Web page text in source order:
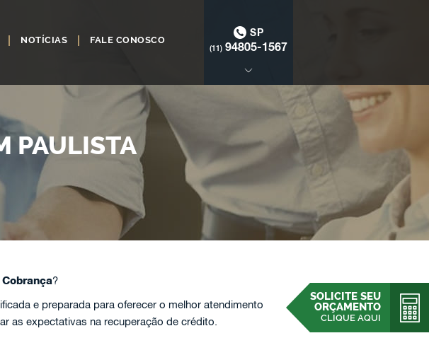
NOTÍCIAS FALE CONOSCO
SP
(11) 94805-1567
SOLICITE SEU
ORÇAMENTO
CLIQUE AQUI
PAULISTA
?
e preparada para oferecer o melhor atendimento
as expectativas na recuperação de crédito.